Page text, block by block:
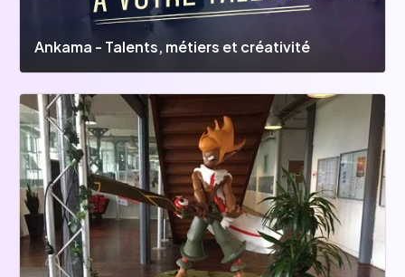
Ankama - Talents, métiers et créativité